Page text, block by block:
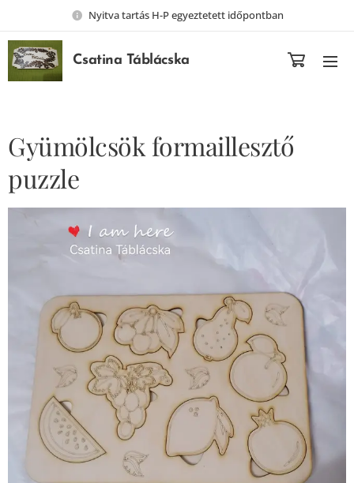
Nyitva tartás H-P egyeztetett időpontban
Csatina Táblácska
Gyümölcsök formaillesztő
puzzle